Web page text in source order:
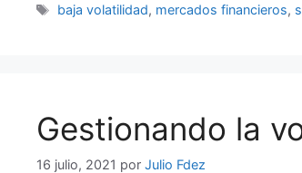
Etiquetas
baja volatilidad, mercados financieros,
Gestionando la
16 julio, 2021 por Julio Fdez